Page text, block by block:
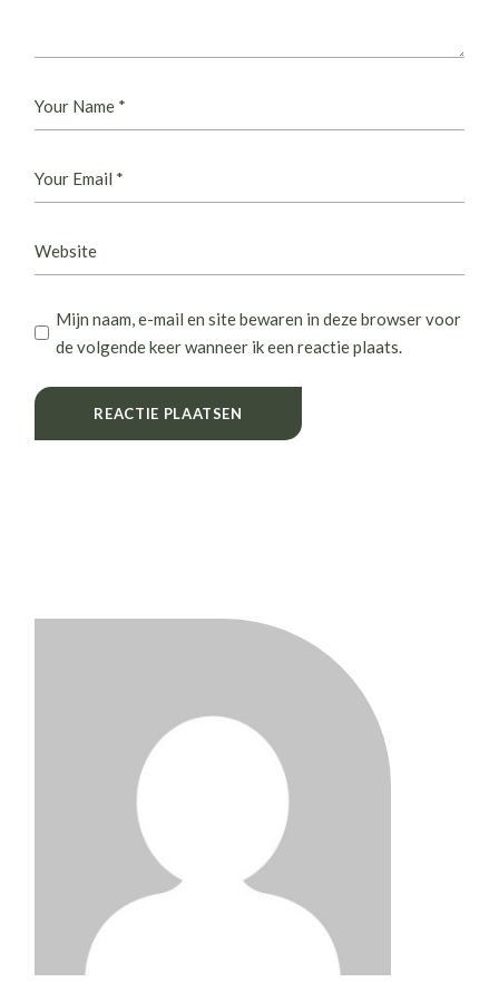
Mijn naam, e-mail en site bewaren in deze browser voor
de volgende keer wanneer ik een reactie plaats.
REACTIE PLAATSEN